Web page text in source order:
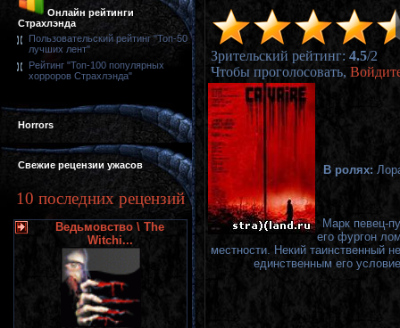
Онлайн рейтинги
Страхлэнда
Пользовательский рейтинг "Топ-50
лучших лент"
Рейтинг "Топ-100 популярных
хорроров Страхлэнда"
Horrors
Свежие рецензии ужасов
10 последних рецензий
Ведьмовство \ The
Witchi...
Зрительский рейтинг: 4.5/2
Чтобы проголосовать,
В ролях:
Марк певец-
его фургон
местности. Некий таинственный
единственным его